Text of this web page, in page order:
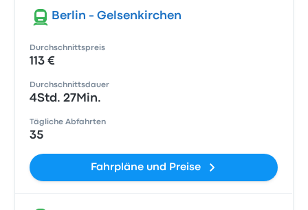
Berlin - Gelsenkirchen
Durchschnittspreis
113 €
Durchschnittsdauer
4Std. 27Min.
Tägliche Abfahrten
35
Fahrpläne und Preise